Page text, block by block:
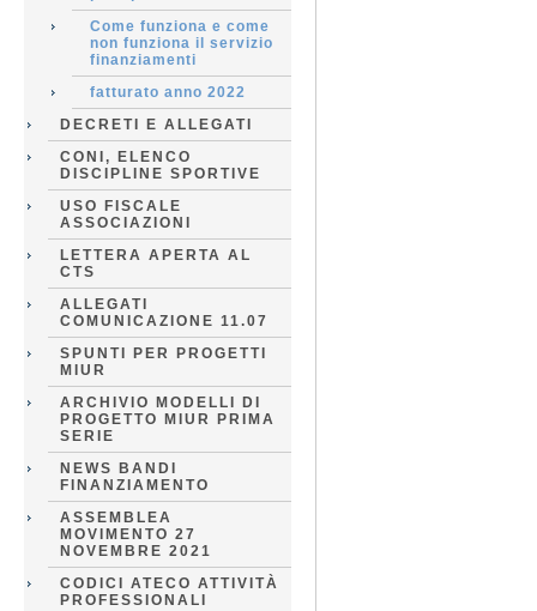
Come funziona e come
non funziona il servizio
finanziamenti
fatturato anno 2022
DECRETI E ALLEGATI
CONI, ELENCO
DISCIPLINE SPORTIVE
USO FISCALE
ASSOCIAZIONI
LETTERA APERTA AL
CTS
ALLEGATI
COMUNICAZIONE 11.07
SPUNTI PER PROGETTI
MIUR
ARCHIVIO MODELLI DI
PROGETTO MIUR PRIMA
SERIE
NEWS BANDI
FINANZIAMENTO
ASSEMBLEA
MOVIMENTO 27
NOVEMBRE 2021
CODICI ATECO ATTIVITÀ
PROFESSIONALI